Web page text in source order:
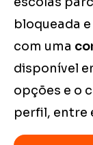
bloqueada
com uma
disponível
opções e o
perfil, entre